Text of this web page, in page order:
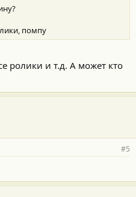
помпу
ролики и т.д. А может кто
#5